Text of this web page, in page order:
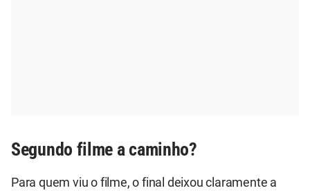
Segundo filme a caminho?
Para quem viu o filme, o final deixou claramente a